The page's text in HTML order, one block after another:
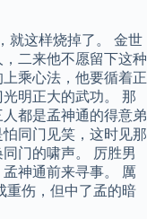
就这样烧掉了。 金世
二来他不愿留下这种
乘心法，他要循着正
明正大的武功。 那
都是孟神通的得意弟
同门见笑，这时见那
门的啸声。 厉胜男
神通前来寻事。 厲
重伤，但中了孟的暗